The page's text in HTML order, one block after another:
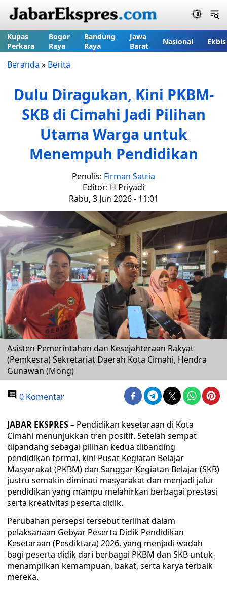
Kupas
Perkara
Bogor
Raya
Bandung
Raya
Jawa
Barat
Nasional Ekbis
Beranda » Berita
Dulu Diragukan, Kini PKBM-
SKB di Cimahi Jadi Pilihan
Utama Warga untuk
Menempuh Pendidikan
Penulis: Firman Satria
Editor: H Priyadi
Rabu, 3 Jun 2026 - 11:01
Asisten Pemerintahan dan Kesejahteraan Rakyat
(Pemkesra) Sekretariat Daerah Kota Cimahi, Hendra
Gunawan (Mong)
0 Komentar
JABAR EKSPRES– Pendidikan kesetaraan di Kota
Cimahi menunjukkan tren positif. Setelah sempat
dipandang sebagai pilihan kedua dibanding
pendidikan formal, kini Pusat Kegiatan Belajar
Masyarakat (PKBM) dan Sanggar Kegiatan Belajar (SKB)
justru semakin diminati masyarakat dan menjadi jalur
pendidikan yang mampu melahirkan berbagai prestasi
serta kreativitas peserta didik.
Perubahan persepsi tersebut terlihat dalam
pelaksanaan Gebyar Peserta Didik Pendidikan
Kesetaraan (Pesdiktara) 2026, yang menjadi wadah
bagi peserta didik dari berbagai PKBM dan SKB untuk
menampilkan kemampuan, bakat, serta karya terbaik
mereka.